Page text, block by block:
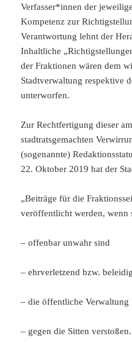
Verfasser*innen der
Kompetenz zur
Verantwortung lehnt der
Inhaltliche
der Fraktionen wären dem
Stadtverwaltung respektive
unterworfen.
Zur Rechtfertigung dieser
stadtratsgemachten
(sogenannte)
22. Oktober 2019 hat der
„Beiträge für die
veröffentlicht werden, wenn
– offenbar unwahr sind
– ehrverletzend bzw.
– die öffentliche Verwaltung
– gegen die Sitten verstoßen.